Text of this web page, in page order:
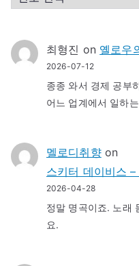
최형진 on 옐로우
2026-07-12
종종 와서 경제 공부
어느 업계에서 일하
멜로디취향on
스키터 데이비스
2026-04-28
정말 명곡이죠. 노래
요.